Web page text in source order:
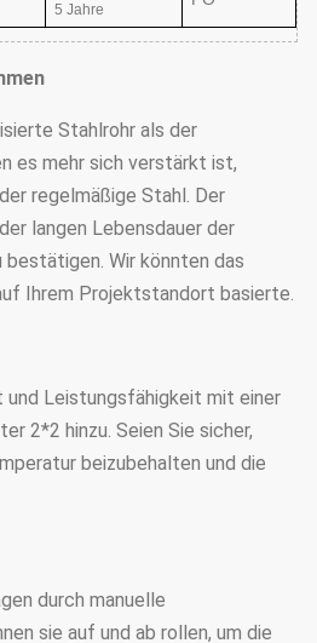
5 Jahre
Stahlrohr als der
es mehr sich verstärkt ist,
regelmäßige Stahl. Der
langen Lebensdauer der
Wir könnten das
Ihrem Projektstandort basierte.
und Leistungsfähigkeit mit einer
2*2 hinzu. Seien Sie sicher,
beizubehalten und die
durch manuelle
sie auf und ab rollen, um die